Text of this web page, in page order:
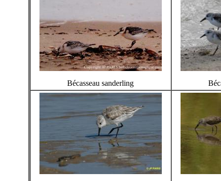
Bécasseau sanderling